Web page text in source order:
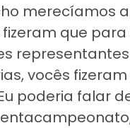
merecíamos
que
vocês
poderia falar